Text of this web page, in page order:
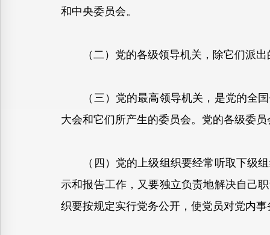
和中央委员会。
（二）党的各级领导机关，除它们派出
（三）党的最高领导机关，是党的全国
大会和它们所产生的委员会。党的各级委
（四）党的上级组织要经常听取下级组
示和报告工作，又要独立负责地解决自己
织要按规定实行党务公开，使党员对党内